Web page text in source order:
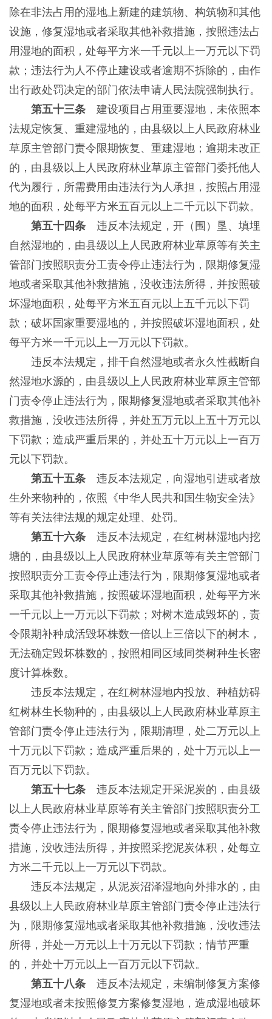
除在非法占用的湿地上新建的建筑物、构筑物和其他
设施，修复湿地或者采取其他补救措施，按照违法占
用湿地的面积，处每平方米一千元以上一万元以下罚
款；违法行为人不停止建设或者逾期不拆除的，由作
出行政处罚决定的部门依法申请人民法院强制执行。
第五十三条建设项目占用重要湿地，未依照本
法规定恢复、重建湿地的，由县级以上人民政府林业
草原主管部门责令限期恢复、重建湿地；逾期未改正
的，由县级以上人民政府林业草原主管部门委托他人
代为履行，所需费用由违法行为人承担，按照占用湿
地的面积，处每平方米五百元以上二千元以下罚款。
第五十四条违反本法规定，开（围）垦、填埋
自然湿地的，由县级以上人民政府林业草原等有关主
管部门按照职责分工责令停止违法行为，限期修复湿
地或者采取其他补救措施，没收违法所得，并按照破
坏湿地面积，处每平方米五百元以上五千元以下罚
款；破坏国家重要湿地的，并按照破坏湿地面积，处
每平方米一千元以上一万元以下罚款。
违反本法规定，排干自然湿地或者永久性截断自
然湿地水源的，由县级以上人民政府林业草原主管部
门责令停止违法行为，限期修复湿地或者采取其他补
救措施，没收违法所得，并处五万元以上五十万元以
下罚款；造成严重后果的，并处五十万元以上一百万
元以下罚款。
第五十五条违反本法规定，向湿地引进或者放
生外来物种的，依照《中华人民共和国生物安全法》
等有关法律法规的规定处理、处罚。
第五十六条违反本法规定，在红树林湿地内挖
塘的，由县级以上人民政府林业草原等有关主管部门
按照职责分工责令停止违法行为，限期修复湿地或者
采取其他补救措施，按照破坏湿地面积，处每平方米
一千元以上一万元以下罚款；对树木造成毁坏的，责
令限期补种成活毁坏株数一倍以上三倍以下的树木，
无法确定毁坏株数的，按照相同区域同类树种生长密
度计算株数。
违反本法规定，在红树林湿地内投放、种植妨碍
红树林生长物种的，由县级以上人民政府林业草原主
管部门责令停止违法行为，限期清理，处二万元以上
十万元以下罚款；造成严重后果的，处十万元以上一
百万元以下罚款。
第五十七条违反本法规定开采泥炭的，由县级
以上人民政府林业草原等有关主管部门按照职责分工
责令停止违法行为，限期修复湿地或者采取其他补救
措施，没收违法所得，并按照采挖泥炭体积，处每立
方米二千元以上一万元以下罚款。
违反本法规定，从泥炭沼泽湿地向外排水的，由
县级以上人民政府林业草原主管部门责令停止违法行
为，限期修复湿地或者采取其他补救措施，没收违法
所得，并处一万元以上十万元以下罚款；情节严重
的，并处十万元以上一百万元以下罚款。
第五十八条违反本法规定，未编制修复方案修
复湿地或者未按照修复方案修复湿地，造成湿地破坏